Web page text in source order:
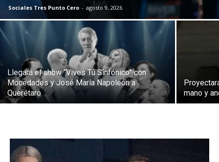
Sociales Tres Punto Cero - agosto 9, 2026
Llegará el show “Vives Tú Sinfónico” con
Mocedades y José María Napoleón a
Querétaro
mano y